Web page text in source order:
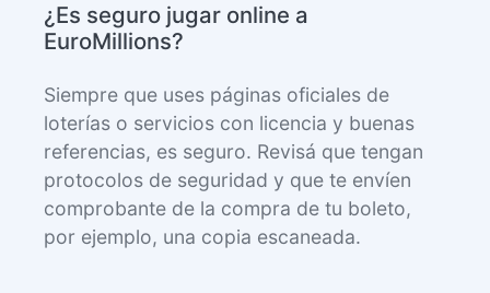
¿Es seguro jugar online a
EuroMillions?
Siempre que uses páginas oficiales de
loterías o servicios con licencia y buenas
referencias, es seguro. Revisá que tengan
protocolos de seguridad y que te envíen
comprobante de la compra de tu boleto,
por ejemplo, una copia escaneada.